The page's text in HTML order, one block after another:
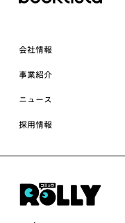
会社情報
事業紹介
ニュース
採用情報